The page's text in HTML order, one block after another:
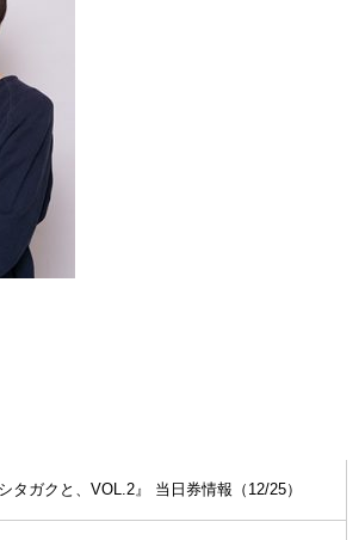
タガクと、VOL.2』 当日券情報（12/25）